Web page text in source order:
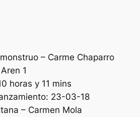
– Carme Chaparro
1
horas y 11 mins
23-03-18
– Carmen Mola